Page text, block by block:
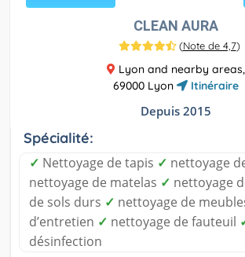
CLEAN AURA
(Note de 4,7)
Lyon and nearby areas,
69000 Lyon
Itinéraire
Depuis 2015
Spécialité:
✓ Nettoyage de tapis ✓ nettoyage
nettoyage de matelas ✓ nettoyage
de sols durs ✓ nettoyage de
d’entretien ✓ nettoyage de fauteuil
désinfection